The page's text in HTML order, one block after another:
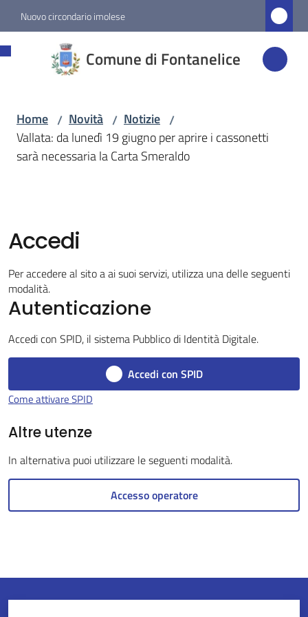
Vai al contenuto
Vai alla navigazione
Vai al footer
Nuovo circondario imolese
Comune di Fontanelice
Fontanelice
Amministrazione
Fontanelice
on-
line
gli
Home / Novità / Notizie /
Vallata: da lunedì 19 giugno per aprire i cassonetti
sarà necessaria la Carta Smeraldo
Accedi
Per accedere al sito a ai suoi servizi, utilizza una delle seguenti
modalità.
Autenticazione
Accedi con SPID, il sistema Pubblico di Identità Digitale.
Accedi con SPID
Come attivare SPID
Altre utenze
In alternativa puoi utilizzare le seguenti modalità.
Accesso operatore